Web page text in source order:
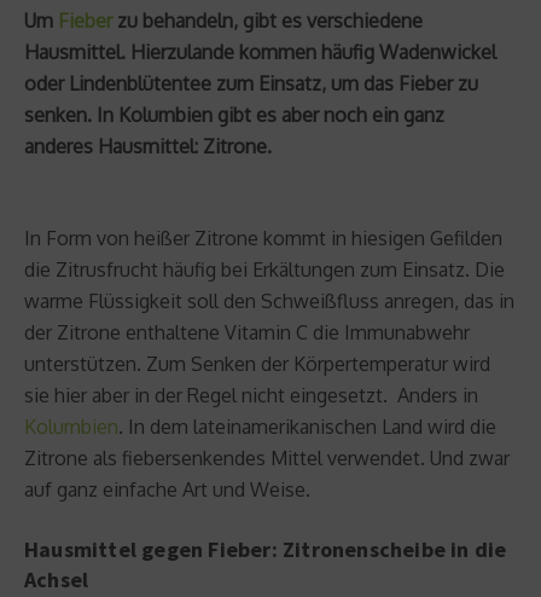
Um Fieberzu behandeln, gibt es verschiedene
Hausmittel. Hierzulande kommen häufig Wadenwickel
oder Lindenblütentee zum Einsatz, um das Fieber zu
senken. In Kolumbien gibt es aber noch ein ganz
anderes Hausmittel: Zitrone.
In Form von heißer Zitrone kommt in hiesigen Gefilden
die Zitrusfrucht häufig bei Erkältungen zum Einsatz. Die
warme Flüssigkeit soll den Schweißfluss anregen, das in
der Zitrone enthaltene Vitamin C die Immunabwehr
unterstützen. Zum Senken der Körpertemperatur wird
sie hier aber in der Regel nicht eingesetzt. Anders in
Kolumbien. In dem lateinamerikanischen Land wird die
Zitrone als fiebersenkendes Mittel verwendet. Und zwar
auf ganz einfache Art und Weise.
Hausmittel gegen Fieber: Zitronenscheibe in die
Achsel